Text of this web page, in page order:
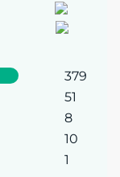
379
51
8
10
1